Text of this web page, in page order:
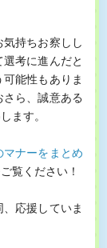
持ちお察しし
考に進んだと
能性もありま
ら、誠意ある
ます。
ナーをまとめ
覧ください！
応援していま